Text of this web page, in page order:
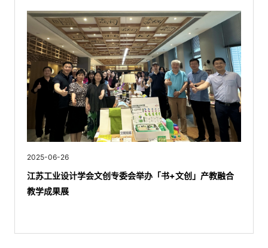
2025-06-26
江苏工业设计学会文创专委会举办「书+文创」产教融合
教学成果展